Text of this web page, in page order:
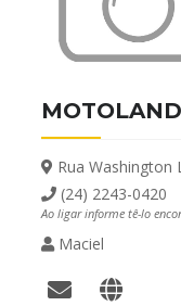
MOTOLAND
Rua Washington
(24) 2243-0420
Ao ligar informe tê-lo
Maciel